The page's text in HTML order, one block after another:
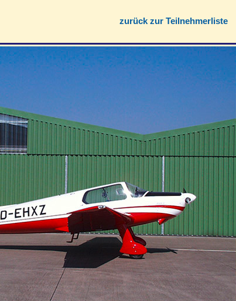
zurück zur Teilnehmerliste